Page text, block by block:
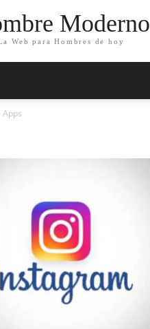
Moderno
Web para Hombres de hoy
Apps